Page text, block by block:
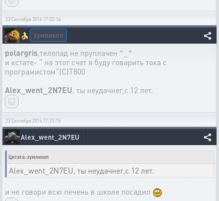
23 Сентября 2014 17:22:16
🍌 зумликоп
polargris,телепад не пруплачен ^_^
и кстате- " на этот счет я буду говарить тока с
програмистом"(С)Т800
Alex_went_2N7EU , ты неудачнег,с 12 лет.
23 Сентября 2014 17:23:15
Alex_went_2N7EU
Цитата: зумликоп
Alex_went_2N7EU, ты неудачнег,с 12 лет.
и не говори всю печень в школе посадил